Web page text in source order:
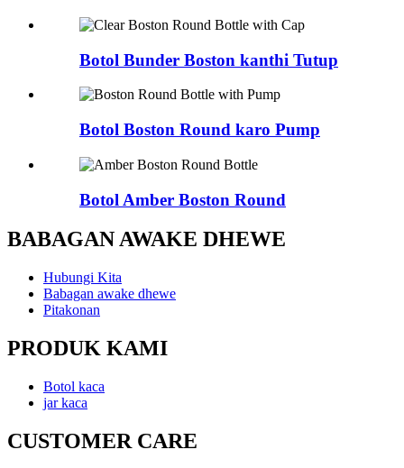
Botol Bunder Boston kanthi Tutup
Botol Boston Round karo Pump
Botol Amber Boston Round
BABAGAN AWAKE DHEWE
Hubungi Kita
Babagan awake dhewe
Pitakonan
PRODUK KAMI
Botol kaca
jar kaca
CUSTOMER CARE